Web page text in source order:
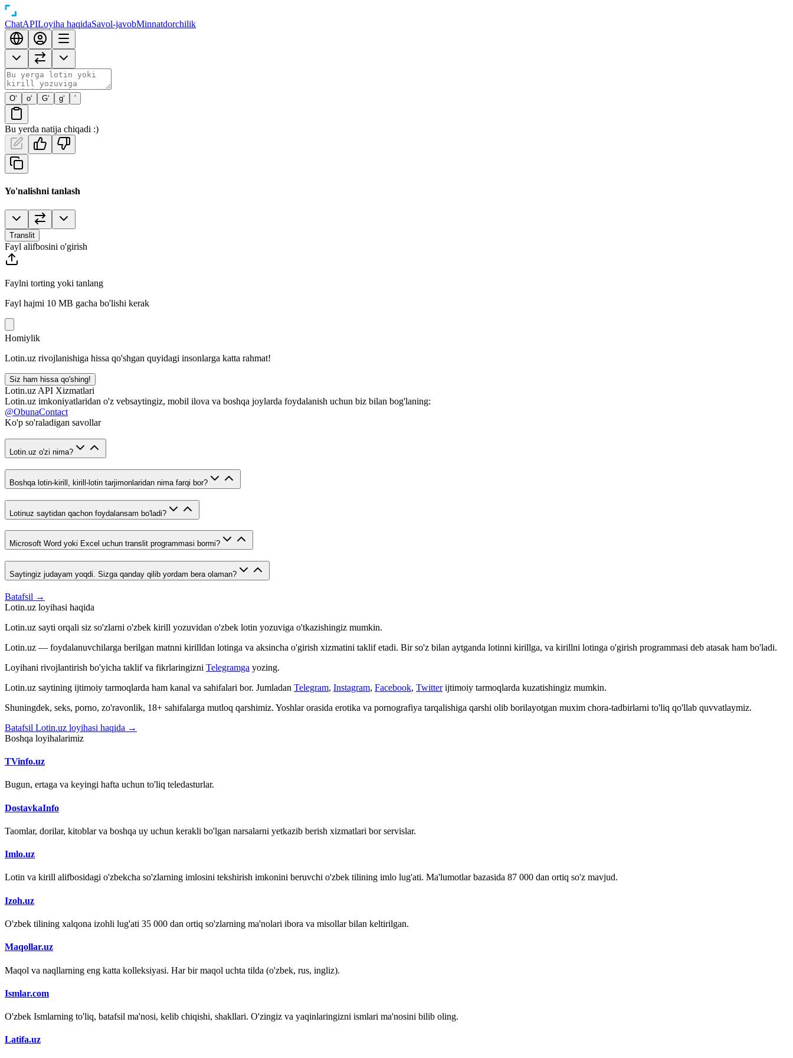
ChatAPILoyiha haqidaSavol-javobMinnatdorchilik
O‘ o‘ G‘ g‘ ’
Bu yerda natija chiqadi :)
Yo'nalishni tanlash
Translit
Fayl alifbosini o'girish
Faylni torting yoki tanlang
Fayl hajmi 10 MB gacha bo'lishi kerak
Homiylik
Lotin.uz rivojlanishiga hissa qo'shgan quyidagi insonlarga katta rahmat!
Siz ham hissa qo'shing!
Lotin.uz API Xizmatlari
Lotin.uz imkoniyatlaridan o'z vebsaytingiz, mobil ilova va boshqa joylarda foydalanish uchun biz bilan bog'laning:
@ObunaContact
Ko'p so'raladigan savollar
Lotin.uz o'zi nima?
Boshqa lotin-kirill, kirill-lotin tarjimonlaridan nima farqi bor?
Lotinuz saytidan qachon foydalansam bo'ladi?
Microsoft Word yoki Excel uchun translit programmasi bormi?
Saytingiz judayam yoqdi. Sizga qanday qilib yordam bera olaman?
Batafsil →
Lotin.uz loyihasi haqida
Lotin.uz sayti orqali siz so'zlarni o'zbek kirill yozuvidan o'zbek lotin yozuviga o'tkazishingiz mumkin.
Lotin.uz — foydalanuvchilarga berilgan matnni kirilldan lotinga va aksincha o'girish xizmatini taklif etadi. Bir so'z bilan aytganda lotinni kirillga, va kirillni lotinga o'girish programmasi deb atasak ham bo'ladi.
Loyihani rivojlantirish bo'yicha taklif va fikrlaringizni Telegramga yozing.
Lotin.uz saytining ijtimoiy tarmoqlarda ham kanal va sahifalari bor. Jumladan Telegram, Instagram, Facebook, Twitter ijtimoiy tarmoqlarda kuzatishingiz mumkin.
Shuningdek, seks, porno, zo'ravonlik, 18+ sahifalarga mutloq qarshimiz. Yoshlar orasida erotika va pornografiya tarqalishiga qarshi olib borilayotgan muxim chora-tadbirlarni to'liq qo'llab quvvatlaymiz.
Batafsil Lotin.uz loyihasi haqida →
Boshqa loyihalarimiz
TVinfo.uz
Bugun, ertaga va keyingi hafta uchun to'liq teledasturlar.
DostavkaInfo
Taomlar, dorilar, kitoblar va boshqa uy uchun kerakli bo'lgan narsalarni yetkazib berish xizmatlari bor servislar.
Imlo.uz
Lotin va kirill alifbosidagi o'zbekcha so'zlarning imlosini tekshirish imkonini beruvchi o'zbek tilining imlo lug'ati. Ma'lumotlar bazasida 87 000 dan ortiq so'z mavjud.
Izoh.uz
O'zbek tilining xalqona izohli lug'ati 35 000 dan ortiq so'zlarning ma'nolari ibora va misollar bilan keltirilgan.
Maqollar.uz
Maqol va naqllarning eng katta kolleksiyasi. Har bir maqol uchta tilda (o'zbek, rus, ingliz).
Ismlar.com
O'zbek Ismlarning to'liq, batafsil ma'nosi, kelib chiqishi, shakllari. O'zingiz va yaqinlaringizni ismlari ma'nosini bilib oling.
Latifa.uz